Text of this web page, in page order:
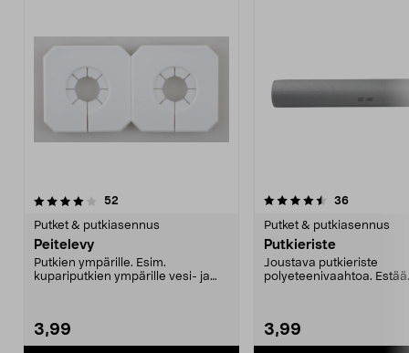
52
Putket & putkiasennus
Peitelevy
Putkien ympärille. Esim.
kupariputkien ympärille vesi- ja
3,99
4.5 viidestä
36arvostelut
Putket & putkiasennus
Putkieriste
Joustava putkieriste
polyeteenivaahtoa.
3,99
4.5 viidestä